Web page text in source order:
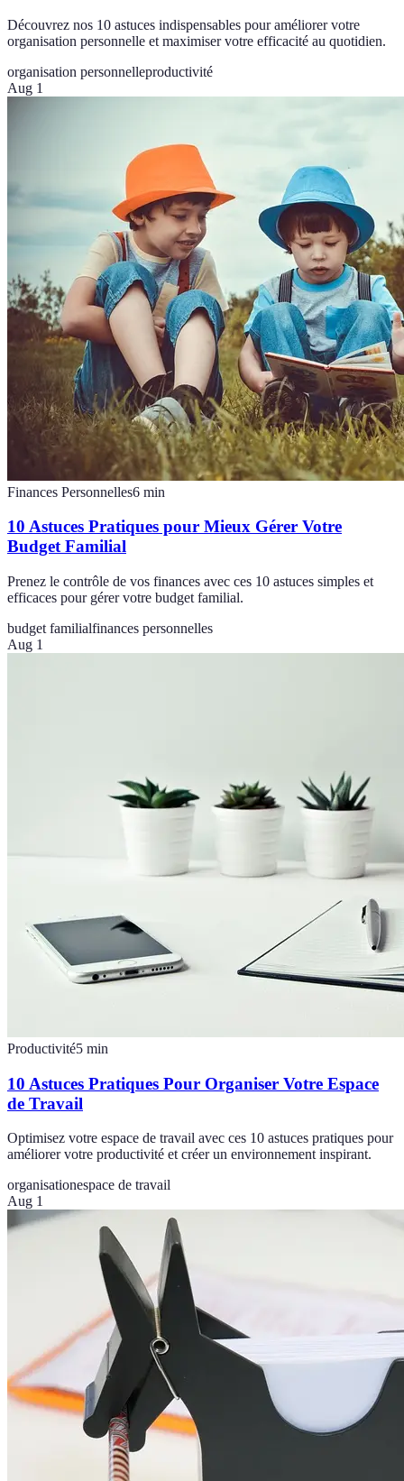
Découvrez nos 10 astuces indispensables pour améliorer votre
organisation personnelle et maximiser votre efficacité au quotidien.
organisation personnelleproductivité
Aug 1
Finances Personnelles6 min
10 Astuces Pratiques pour Mieux Gérer Votre
Budget Familial
Prenez le contrôle de vos finances avec ces 10 astuces simples et
efficaces pour gérer votre budget familial.
budget familialfinances personnelles
Aug 1
Productivité5 min
10 Astuces Pratiques Pour Organiser Votre Espace
de Travail
Optimisez votre espace de travail avec ces 10 astuces pratiques pour
améliorer votre productivité et créer un environnement inspirant.
organisationespace de travail
Aug 1